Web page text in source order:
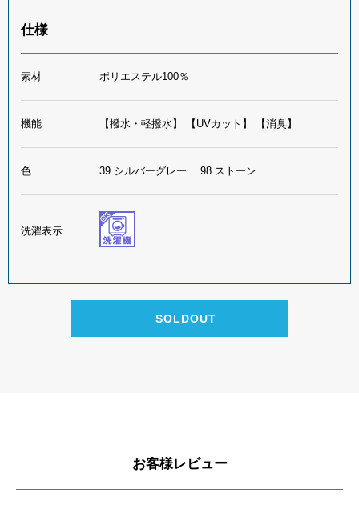
仕様
素材 ポリエステル100％
機能 【撥水・軽撥水】 【UVカット】 【消臭】
色 39.シルバーグレー 98.ストーン
洗濯表示
お客様レビュー